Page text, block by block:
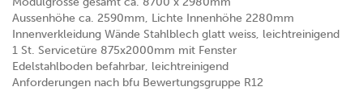
Aussenhöhe ca. 2590mm, Lichte Innenhöhe 2280mm
Innenverkleidung Wände Stahlblech glatt weiss, leichtreinigend
1 St. Servicetüre 875x2000mm mit Fenster
Edelstahlboden befahrbar, leichtreinigend
Anforderungen nach bfu Bewertungsgruppe R12